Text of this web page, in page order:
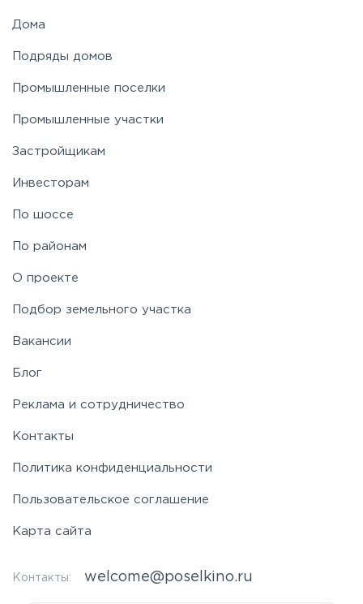
Фряновское
Ярославское
Дома
Подряды домов
Промышленные поселки
Промышленные участки
Застройщикам
Инвесторам
По шоссе
По районам
О проекте
Подбор земельного участка
Вакансии
Блог
Реклама и сотрудничество
Контакты
Политика конфиденциальности
Пользовательское соглашение
Карта сайта
Контакты: welcome@poselkino.ru